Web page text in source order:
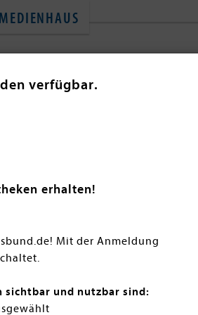
MEDIENHAUS
verfügbar.
erhalten!
Mit der Anmeldung
sichtbar und nutzbar sind:
Auswahl an Bilderbüchern für
liebevoll illustrierte Geschichten
Sie jetzt bequem online und